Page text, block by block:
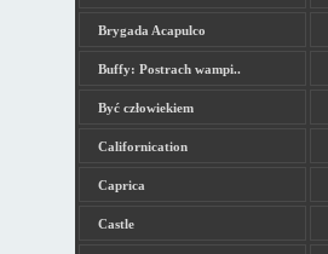
Brygada Acapulco
Buffy: Postrach wampi..
Być człowiekiem
Californication
Caprica
Castle